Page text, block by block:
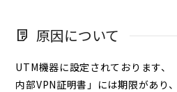
原因について
UTM機器に設定されております、
内部VPN証明書」には期限があり、